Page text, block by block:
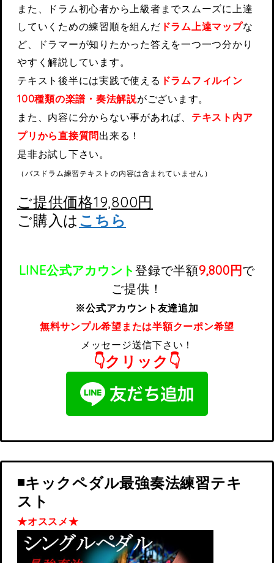
また、ドラム初心者から上級者までスムーズに上達
していくための練習順を組んだ ドラム上達マップな
ど、ドラマーが知りたかった答えを一つ一つ分かり
やすく解説しています。
テキスト後半には実践で使える ドラムフィルイン
100種類の楽譜・奏法解説がございます。
また、内容に分からない事があれば、 テキスト内ア
プリから直接質問出来る！
是非お試し下さい。
（バスドラム練習テキストの内容は含まれていません）
ご提供価格19,800円
ご購入は こちら
LINE公式アカウント登録で半額9,800円で
ご提供！
※公式アカウント友達追加
無料サンプル希望または半額クーポン希望
メッセージ送信下さい！
👇クリック👇
◾️キックペダル最強奏法練習テキ
スト
★オススメ★